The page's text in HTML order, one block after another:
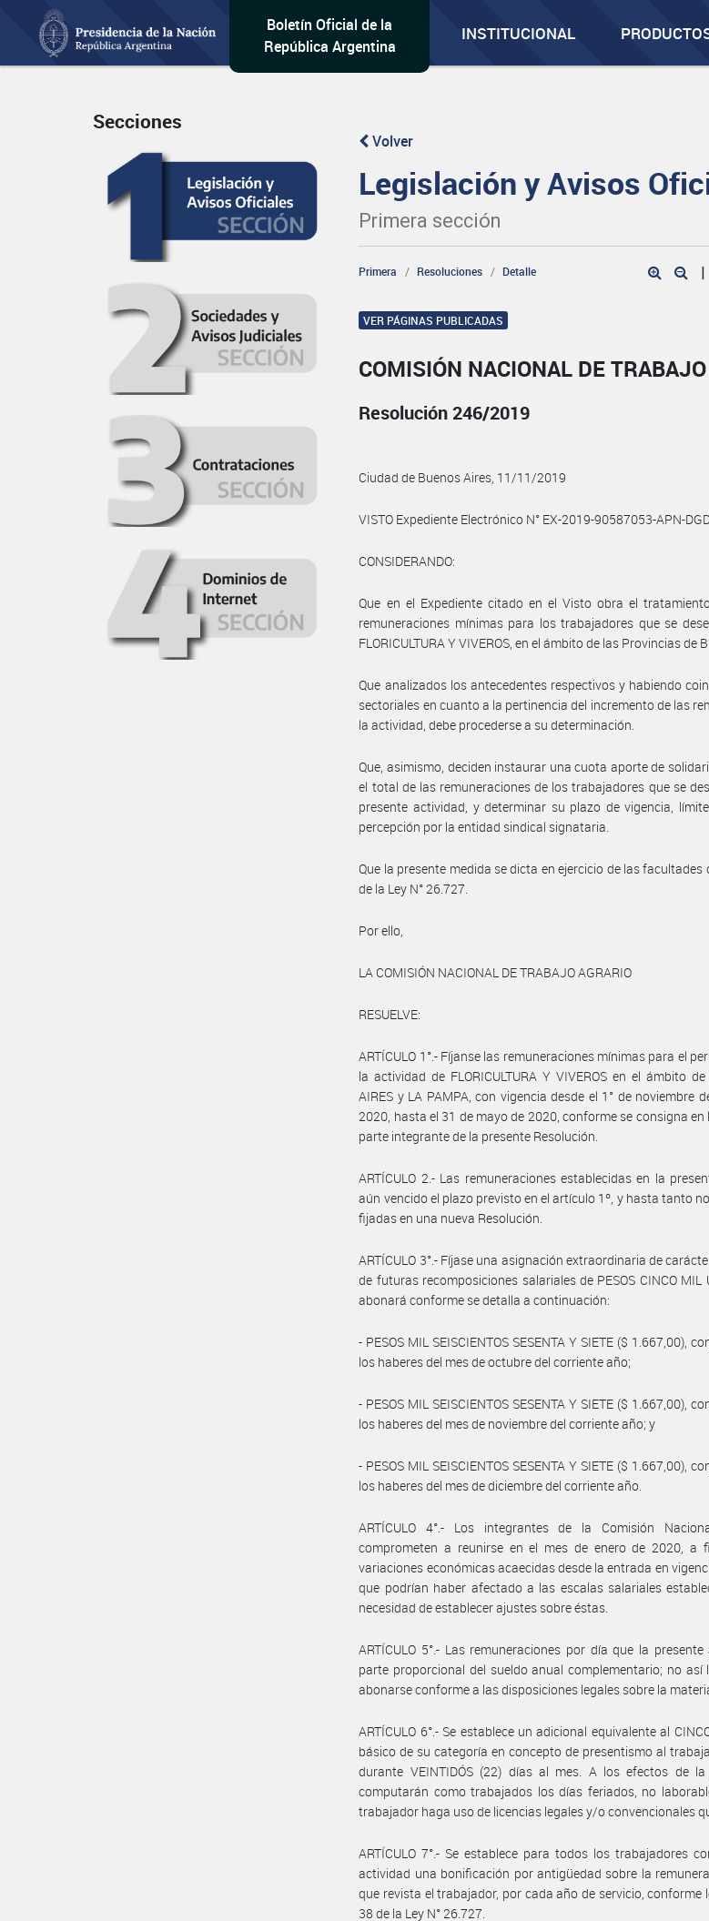
Boletín Oficial de la
República Argentina
INSTITUCIONAL
Secciones
Volver
Legislación y Avisos
Primera sección
Primera Resoluciones Detalle |
VER PÁGINAS PUBLICADAS
COMISIÓN NACIONAL DE
Resolución 246/2019
Ciudad de Buenos Aires, 11/11/2019
VISTO Expediente Electrónico N° EX-2019-90587053-APN-
CONSIDERANDO:
Que en el Expediente citado en el Visto obra el
remuneraciones mínimas para los trabajadores que se
FLORICULTURA Y VIVEROS, en el ámbito de las Provincias de
Que analizados los antecedentes respectivos y habiendo
sectoriales en cuanto a la pertinencia del incremento de las
la actividad, debe procederse a su determinación.
Que, asimismo, deciden instaurar una cuota aporte de
el total de las remuneraciones de los trabajadores que se
presente actividad, y determinar su plazo de vigencia,
percepción por la entidad sindical signataria.
Que la presente medida se dicta en ejercicio de las
de la Ley N° 26.727.
Por ello,
LA COMISIÓN NACIONAL DE TRABAJO AGRARIO
RESUELVE:
ARTÍCULO 1°.- Fíjanse las remuneraciones mínimas para el
la actividad de FLORICULTURA Y VIVEROS en el ámbito
AIRES y LA PAMPA, con vigencia desde el 1° de noviembre
2020, hasta el 31 de mayo de 2020, conforme se consigna
parte integrante de la presente Resolución.
ARTÍCULO 2.- Las remuneraciones establecidas en la
aún vencido el plazo previsto en el artículo 1º, y hasta tanto
fijadas en una nueva Resolución.
ARTÍCULO 3°.- Fíjase una asignación extraordinaria de
de futuras recomposiciones salariales de PESOS CINCO MIL
abonará conforme se detalla a continuación:
- PESOS MIL SEISCIENTOS SESENTA Y SIETE ($ 1.667,00),
los haberes del mes de octubre del corriente año;
- PESOS MIL SEISCIENTOS SESENTA Y SIETE ($ 1.667,00),
los haberes del mes de noviembre del corriente año; y
- PESOS MIL SEISCIENTOS SESENTA Y SIETE ($ 1.667,00),
los haberes del mes de diciembre del corriente año.
ARTÍCULO 4°.- Los integrantes de la Comisión
comprometen a reunirse en el mes de enero de 2020, a
variaciones económicas acaecidas desde la entrada en
que podrían haber afectado a las escalas salariales
necesidad de establecer ajustes sobre éstas.
ARTÍCULO 5°.- Las remuneraciones por día que la
parte proporcional del sueldo anual complementario; no así
abonarse conforme a las disposiciones legales sobre la
ARTÍCULO 6°.- Se establece un adicional equivalente al
básico de su categoría en concepto de presentismo al
durante VEINTIDÓS (22) días al mes. A los efectos de
computarán como trabajados los días feriados, no
trabajador haga uso de licencias legales y/o convencionales
ARTÍCULO 7°.- Se establece para todos los trabajadores
actividad una bonificación por antigüedad sobre la
que revista el trabajador, por cada año de servicio, conforme
38 de la Ley N° 26.727.